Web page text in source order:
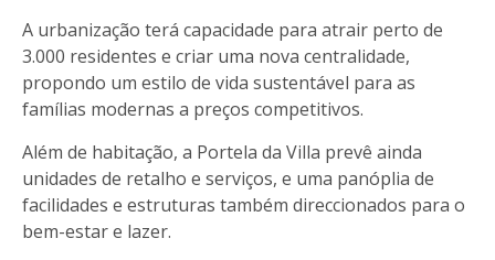
A urbanização terá capacidade para atrair perto de
3.000 residentes e criar uma nova centralidade,
propondo um estilo de vida sustentável para as
famílias modernas a preços competitivos.
Além de habitação, a Portela da Villa prevê ainda
unidades de retalho e serviços, e uma panóplia de
facilidades e estruturas também direccionados para o
bem-estar e lazer.